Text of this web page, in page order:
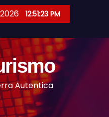
12:51:25 PM
Autentica